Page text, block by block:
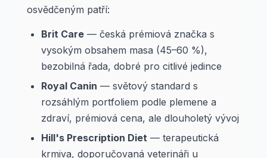
osvědčeným patří:
Brit Care — česká prémiová značka s
vysokým obsahem masa (45–60 %),
bezobilná řada, dobré pro citlivé jedince
Royal Canin — světový standard s
rozsáhlým portfoliem podle plemene a
zdraví, prémiová cena, ale dlouholetý vývoj
Hill's Prescription Diet — terapeutická
krmiva, doporučovaná veterináři u